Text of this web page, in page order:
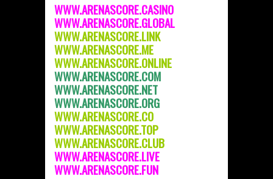
WWW.ARENASCORE.CASINO
WWW.ARENASCORE.GLOBAL
WWW.ARENASCORE.LINK
WWW.ARENASCORE.ME
WWW.ARENASCORE.ONLINE
WWW.ARENASCORE.COM
WWW.ARENASCORE.NET
WWW.ARENASCORE.ORG
WWW.ARENASCORE.CO
WWW.ARENASCORE.TOP
WWW.ARENASCORE.CLUB
WWW.ARENASCORE.LIVE
WWW.ARENASCORE.FUN